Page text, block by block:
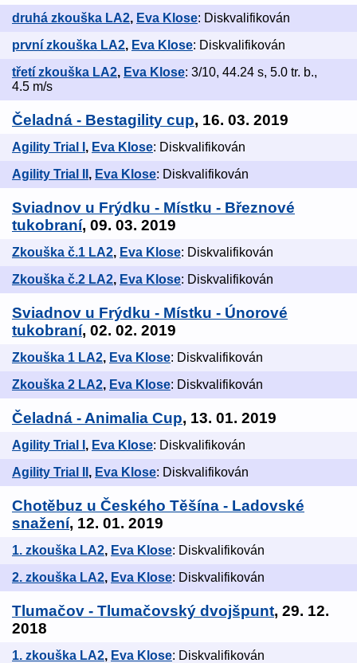
druhá zkouška LA2, Eva Klose: Diskvalifikován
první zkouška LA2, Eva Klose: Diskvalifikován
třetí zkouška LA2, Eva Klose: 3/10, 44.24 s, 5.0 tr. b.,
4.5 m/s
Čeladná - Bestagility cup, 16. 03. 2019
Agility Trial I , Eva Klose: Diskvalifikován
Agility Trial II , Eva Klose: Diskvalifikován
Sviadnov u Frýdku - Místku - Březnové
tukobraní, 09. 03. 2019
Zkouška č.1 LA2, Eva Klose: Diskvalifikován
Zkouška č.2 LA2, Eva Klose: Diskvalifikován
Sviadnov u Frýdku - Místku - Únorové
tukobraní, 02. 02. 2019
Zkouška 1 LA2, Eva Klose: Diskvalifikován
Zkouška 2 LA2, Eva Klose: Diskvalifikován
Čeladná - Animalia Cup, 13. 01. 2019
Agility Trial I , Eva Klose: Diskvalifikován
Agility Trial II , Eva Klose: Diskvalifikován
Chotěbuz u Českého Těšína - Ladovské
snažení, 12. 01. 2019
1. zkouška LA2, Eva Klose: Diskvalifikován
2. zkouška LA2, Eva Klose: Diskvalifikován
Tlumačov - Tlumačovský dvojšpunt, 29. 12.
2018
1. zkouška LA2, Eva Klose: Diskvalifikován